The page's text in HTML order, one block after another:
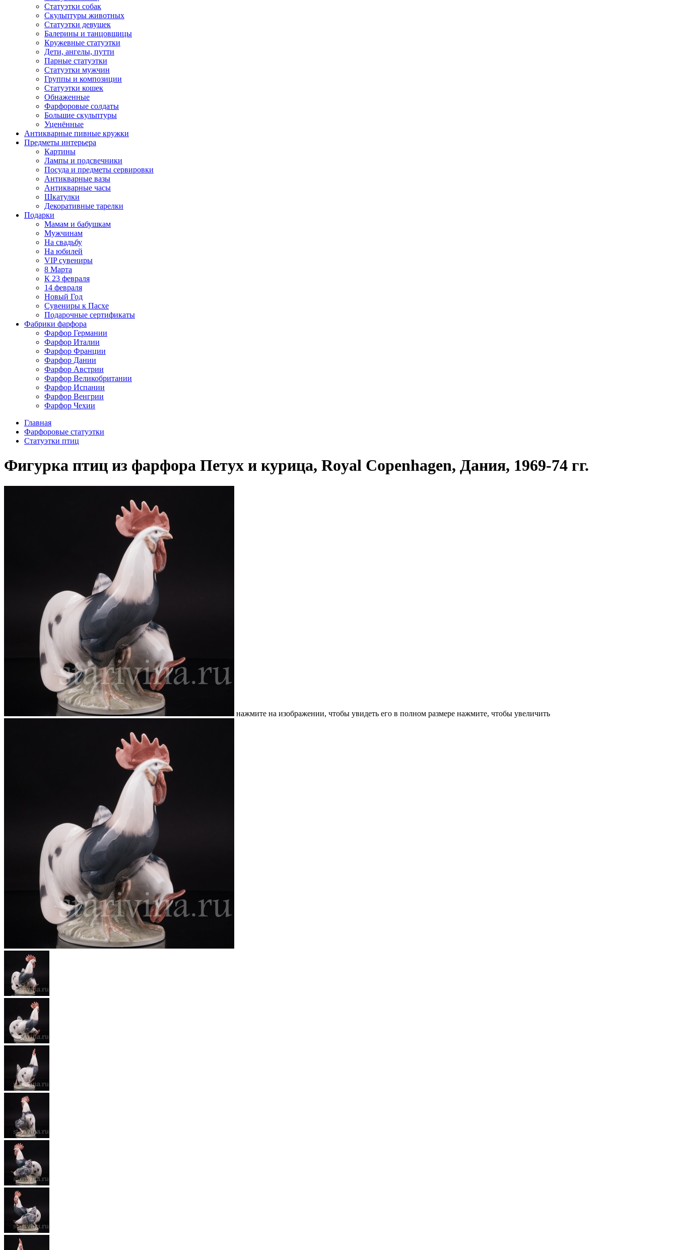
Cтатуэтки собак
Скульптуры животных
Статуэтки девушек
Балерины и танцовщицы
Кружевные статуэтки
Дети, ангелы, путти
Парные статуэтки
Статуэтки мужчин
Группы и композиции
Статуэтки кошек
Обнаженные
Фарфоровые солдаты
Большие скульптуры
Уценённые
Антикварные пивные кружки
Предметы интерьера
Картины
Лампы и подсвечники
Посуда и предметы сервировки
Антикварные вазы
Антикварные часы
Шкатулки
Декоративные тарелки
Подарки
Мамам и бабушкам
Мужчинам
На свадьбу
На юбилей
VIP сувениры
8 Марта
К 23 февраля
14 февраля
Новый Год
Сувениры к Пасхе
Подарочные сертификаты
Фабрики фарфора
Фарфор Германии
Фарфор Италии
Фарфор Франции
Фарфор Дании
Фарфор Австрии
Фарфор Великобритании
Фарфор Испании
Фарфор Венгрии
Фарфор Чехии
Главная
Фарфоровые статуэтки
Cтатуэтки птиц
Фигурка птиц из фарфора Петух и курица, Royal Copenhagen, Дания, 1969-74 гг.
нажмите на изображении, чтобы увидеть его в полном размере нажмите, чтобы увеличить